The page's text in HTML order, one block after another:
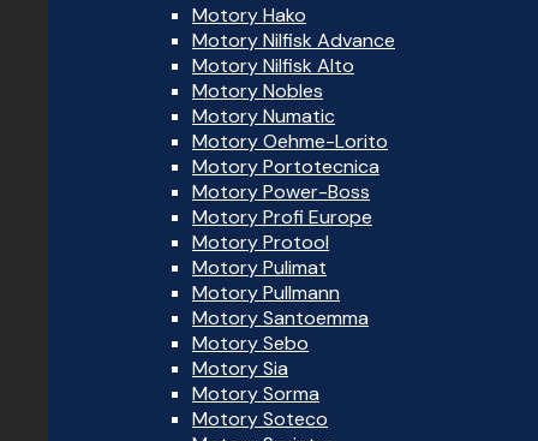
Motory Hako
Motory Nilfisk Advance
Motory Nilfisk Alto
Motory Nobles
Motory Numatic
Motory Oehme-Lorito
Motory Portotecnica
Motory Power-Boss
Motory Profi Europe
Motory Protool
Motory Pulimat
Motory Pullmann
Motory Santoemma
Motory Sebo
Motory Sia
Motory Sorma
Motory Soteco